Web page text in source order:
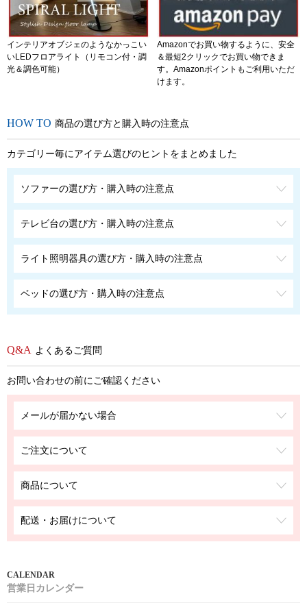
インテリアオブジェのようなかっこい
いLEDフロアライト（リモコン付・調
光＆調色可能）
Amazonでお買い物するように、安全
＆最短2クリックでお買い物できま
す。Amazonポイントもご利用いただ
けます。
商品の選び方と購入時の注意点
カテゴリー毎にアイテム選びのヒントをまとめました
ソファーの選び方・購入時の注意点
テレビ台の選び方・購入時の注意点
ライト照明器具の選び方・購入時の注意点
ベッドの選び方・購入時の注意点
よくあるご質問
お問い合わせの前にご確認ください
メールが届かない場合
ご注文について
商品について
配送・お届けについて
営業日カレンダー